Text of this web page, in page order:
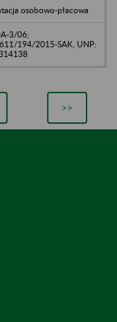
osobowo-płacowa
3/06;
194/2015-SAK, UNP:
>>